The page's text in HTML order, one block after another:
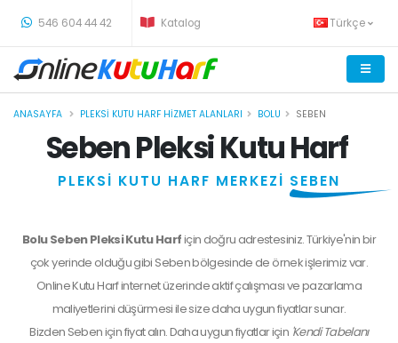
546 604 44 42 Katalog Türkçe
ANASAYFA PLEKSI KUTU HARF HIZMET ALANLARI BOLU SEBEN
Seben Pleksi Kutu Harf
PLEKSİ KUTU HARF MERKEZİ SEBEN
Bolu Seben Pleksi Kutu Harfiçin doğru adrestesiniz. Türkiye'nin bir
çok yerinde olduğu gibi Seben bölgesinde de örnek işlerimiz var.
Online Kutu Harf internet üzerinde aktif çalışması ve pazarlama
maliyetlerini düşürmesi ile size daha uygun fiyatlar sunar.
Bizden Sebeniçin fiyat alın. Daha uygun fiyatlar için 'Kendi Tabelanı